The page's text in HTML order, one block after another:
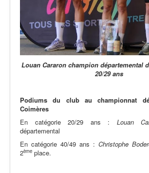
Louan Cararon champion départemental
20/29 ans
Podiums du club au championnat
Coimères
En catégorie 20/29 ans : Louan
départemental
En catégorie 40/49 ans : Christophe
2ème place.